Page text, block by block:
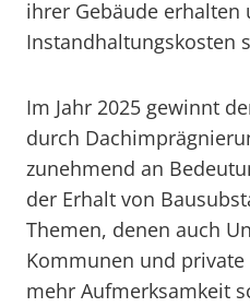
ihrer Gebäude erhalten
Instandhaltungskosten
Im Jahr 2025 gewinnt
durch
zunehmend an
der Erhalt von
Themen, denen auch
Kommunen und
mehr Aufmerksamkeit